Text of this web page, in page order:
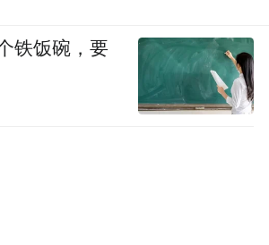
铁饭碗，要